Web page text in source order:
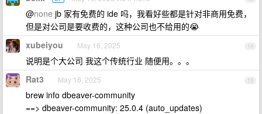
@none jb 家有免费的 ide 吗，我看好些都是针对非商用免费，
但是对公司是要收费的，这种公司也不给用的😭
14
xubeiyou May 16, 2025
说明是个大公司 我这个传统行业 随便用。。。
15
Rat3 May 16, 2025
brew info dbeaver-community
==> dbeaver-community: 25.0.4 (auto_updates)